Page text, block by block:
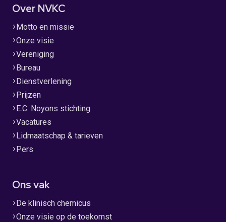
Over NVKC
Motto en missie
Onze visie
Vereniging
Bureau
Dienstverlening
Prijzen
E.C. Noyons stichting
Vacatures
Lidmaatschap & tarieven
Pers
Ons vak
De klinisch chemicus
Onze visie op de toekomst